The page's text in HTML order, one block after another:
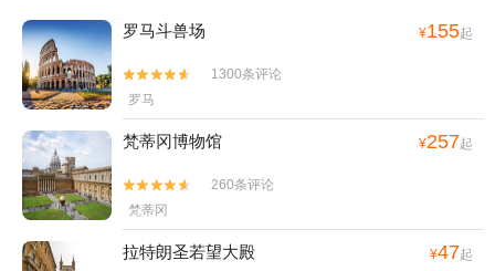
罗马斗兽场 ¥155起


1300条评论
罗马
梵蒂冈博物馆 ¥257起


260条评论
梵蒂冈
拉特朗圣若望大殿 ¥47起